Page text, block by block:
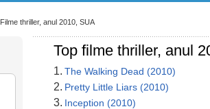
Top filme thriller, anul
1. The Walking Dead (2010)
2. Pretty Little Liars (2010)
3. Inception (2010)
Filme thriller, anul 2010, SUA